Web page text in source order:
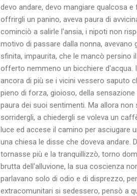
devo andare, devo mangiare qualcosa
offrirgli un panino, aveva paura di
cominciò a salirle l'ansia, i nipoti non
motivo di passare dalla nonna,
sfinita, impaurita, che le mancò persino
offerto nemmeno un bicchiere d'acqua.
ancora di più se i vicini vessero saputo
pieno di forza, gioioso, della
paura dei suoi sentimenti. Ma allora
sorridergli, a chiedergli se voleva un
luce ed accese il camino per asciugare
una chiesa le disse che doveva andare.
tornasse più e la tranquillizzò, torno
brutta dell'alluvione, la sua coscienza
parlavano solo di odio e di disprezzo,
extracomunitari si sedessero, pensò a